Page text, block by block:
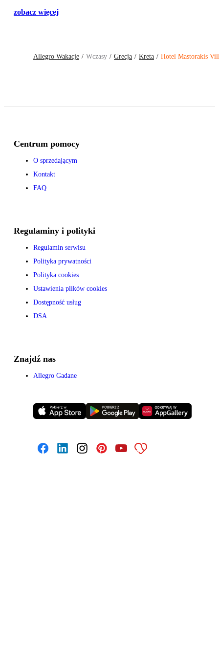
zobacz więcej
Allegro Wakacje Wczasy Grecja Kreta Hotel Mastorakis
Centrum pomocy
O sprzedającym
Kontakt
FAQ
Regulaminy i polityki
Regulamin serwisu
Polityka prywatności
Polityka cookies
Ustawienia plików cookies
Dostępność usług
DSA
Znajdź nas
Allegro Gadane